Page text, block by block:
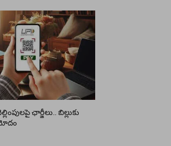
ఛార్జీలు.. బిల్లుకు